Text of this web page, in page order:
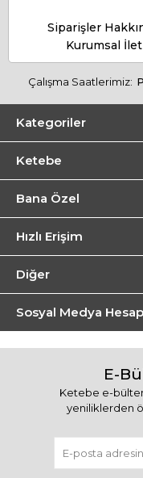
Siparişler
Kurumsal
Çalışma Saatlerimiz:
Kategoriler
Ketebe
Bana Özel
Hızlı Erişim
Diğer
Sosyal Medya
E-
Ketebe e-
yeniliklerden